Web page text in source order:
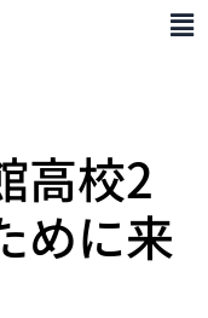
高校2
めに来